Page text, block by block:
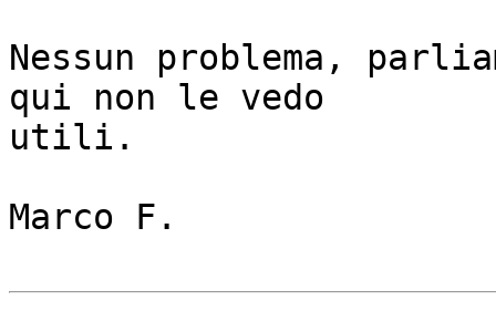
Nessun problema,
qui non le vedo
utili.
Marco F.